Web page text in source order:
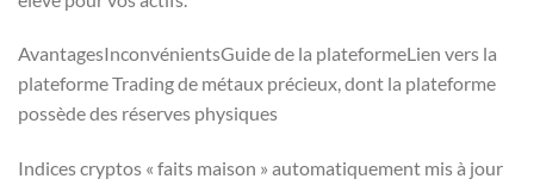
AvantagesInconvénientsGuide de la plateformeLien vers la
plateforme Trading de métaux précieux, dont la plateforme
possède des réserves physiques
Indices cryptos « faits maison » automatiquement mis à jour